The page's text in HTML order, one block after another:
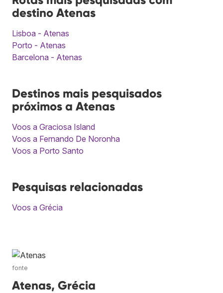
destino Atenas
Lisboa - Atenas
Porto - Atenas
Barcelona - Atenas
Destinos mais pesquisados
próximos a Atenas
Voos a Graciosa Island
Voos a Fernando De Noronha
Voos a Porto Santo
Pesquisas relacionadas
Voos a Grécia
fonte
Atenas, Grécia